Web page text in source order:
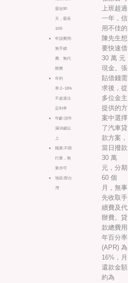
最短90
天，最長
10年
申請費用:
無手續
費、無代
辦費
年利
率:2~16%
不超過法
定利率
年齡:須年
滿18歲以
上
職業:不限
行業，無
業亦可
地區:限台
灣
上班超過
一年，信
用不佳的
陳先生想
要快速借
30 萬 元
現金。張
貼借錢需
求後，從
多位金主
提供的方
案中選擇
了汽車貸
款方案，
當日撥款
30 萬
元，分期
60 個
月，無事
先收取手
續費及代
辦費。貸
款總費用
年百分率
(APR) 為
16%，月
還款金額
約為